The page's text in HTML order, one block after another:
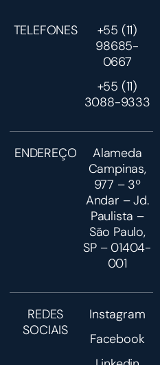
TELEFONES
+55 (11)
98685-
0667
+55 (11)
3088-9333
ENDEREÇO
Alameda
Campinas,
977 – 3º
Andar – Jd.
Paulista –
São Paulo,
SP – 01404-
001
REDES
SOCIAIS
Instagram
Facebook